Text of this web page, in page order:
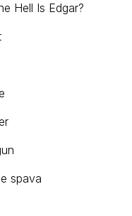
Hell Is Edgar?
spava